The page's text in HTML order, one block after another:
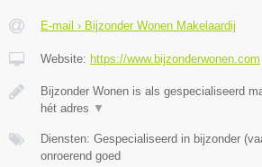
E-mail › Bijzonder Wonen Makelaardij
Website: https://www.bijzonderwonen.com
Bijzonder Wonen is als gespecialiseerd
hét adres ▼
Diensten: Gespecialiseerd in bijzonder
onroerend goed